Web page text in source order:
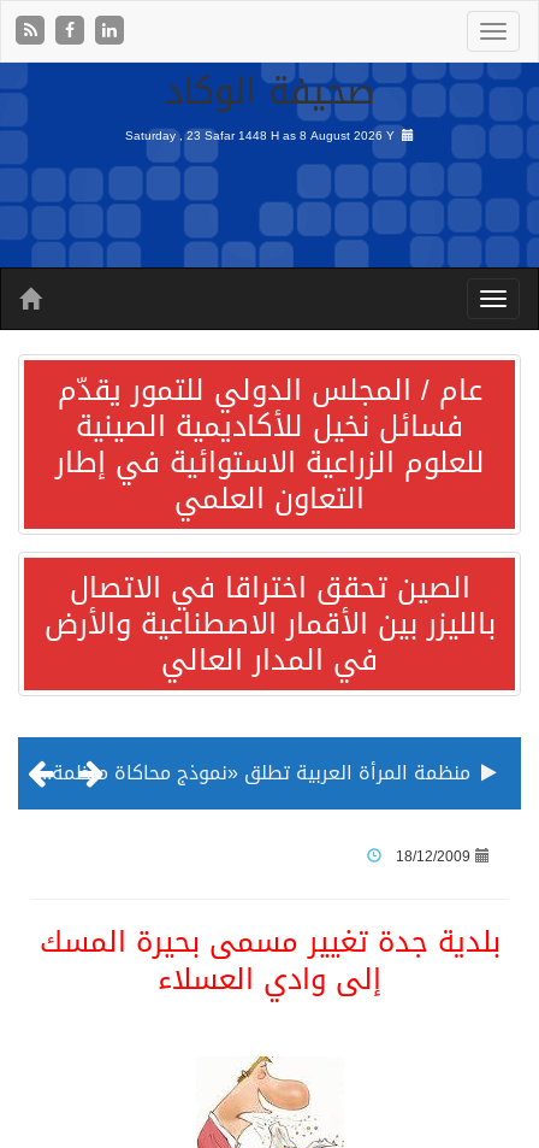
صحيفة الوكاد
Saturday , 23 Safar 1448 H as8 August 2026 Y
عام / المجلس الدولي للتمور يقدّم
فسائل نخيل للأكاديمية الصينية
للعلوم الزراعية الاستوائية في إطار
التعاون العلمي
الصين تحقق اختراقا في الاتصال
بالليزر بين الأقمار الاصطناعية والأرض
في المدار العالي
منظمة المرأة العربية تطلق «نموذج محاكاة منظمة المرأة العربية للشباب» بمشاركة 10 دول عربية..غدًا
18/12/2009
بلدية جدة تغيير مسمى بحيرة المسك
إلى وادي العسلاء